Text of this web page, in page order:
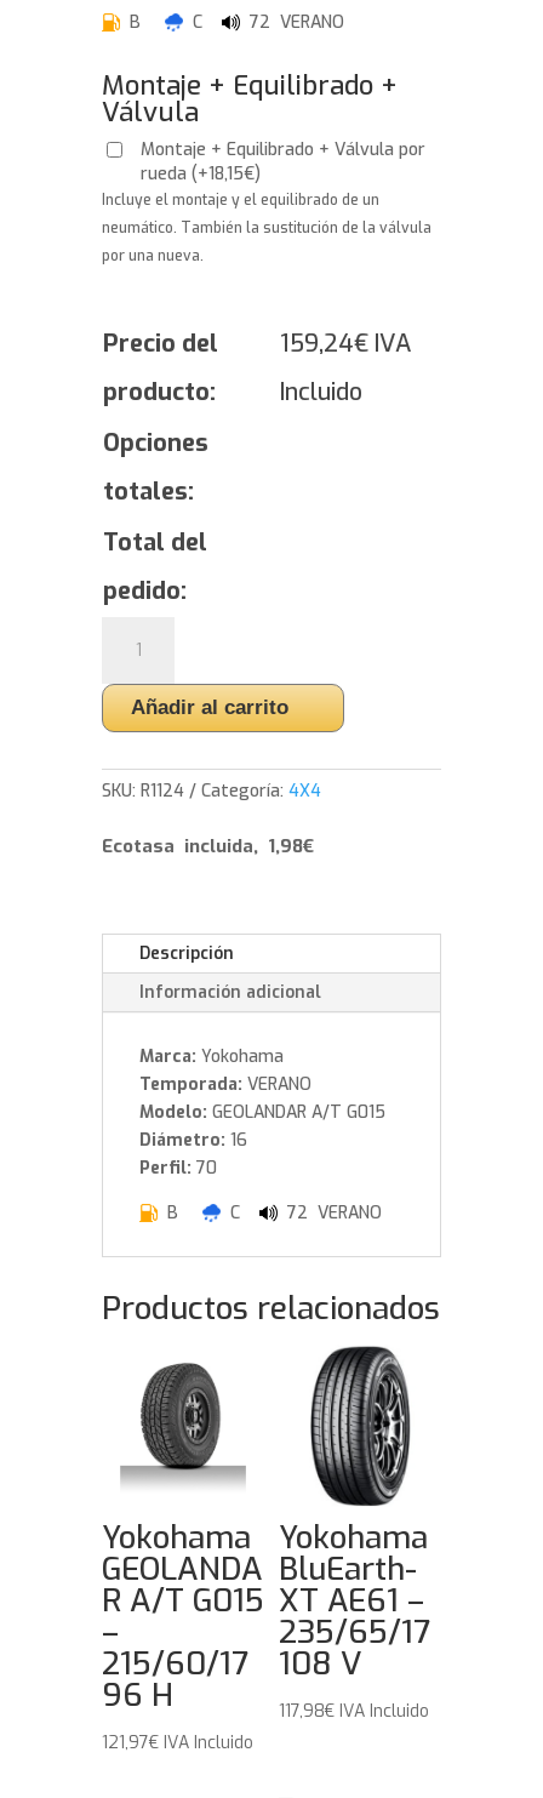
B C 72 VERANO
Montaje + Equilibrado +
Válvula
Montaje + Equilibrado + Válvula por
rueda(+18,15€)
Incluye el montaje y el equilibrado de un
neumático. También la sustitución de la válvula
por una nueva.
Precio del
producto:
159,24€ IVA
Incluido
Opciones
totales:
Total del
pedido:
GEOLANDAR
A/T
G015
P265/70/16
111
cantidad
Añadir al carrito
SKU:R1124 Categoría:4X4
Ecotasa incluida, 1,98€
Descripción
Información adicional
Marca: Yokohama
Temporada: VERANO
Modelo: GEOLANDAR A/T G015
Diámetro: 16
Perfil: 70
B
C 72 VERANO
Productos relacionados
Yokohama
GEOLANDA
R A/T G015
–
215/60/17
96 H
121,97€ IVA Incluido
Yokohama
BluEarth-
XT AE61 –
235/65/17
108 V
117,98€ IVA Incluido